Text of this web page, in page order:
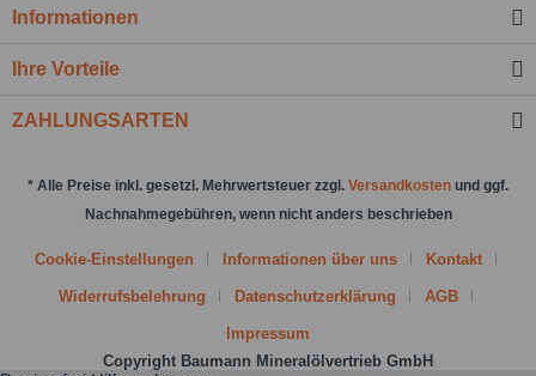
Informationen
Ihre Vorteile
ZAHLUNGSARTEN
* Alle Preise inkl. gesetzl. Mehrwertsteuer zzgl. Versandkosten und ggf.
Nachnahmegebühren, wenn nicht anders beschrieben
Cookie-Einstellungen Informationen über uns Kontakt
Widerrufsbelehrung Datenschutzerklärung AGB
Impressum
Copyright Baumann Mineralölvertrieb GmbH